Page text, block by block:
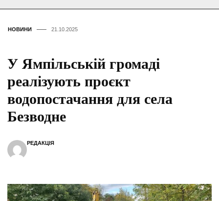
НОВИНИ 21.10.2025
У Ямпільській громаді
реалізують проєкт
водопостачання для села
Безводне
РЕДАКЦІЯ